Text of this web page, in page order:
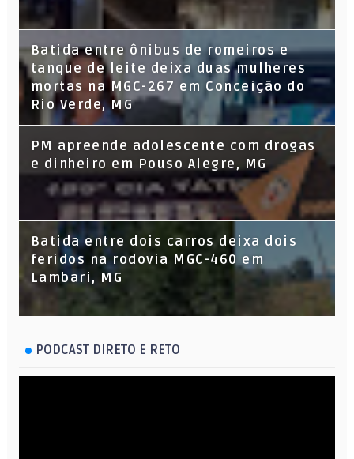
Batida entre ônibus de romeiros e
tanque de leite deixa duas mulheres
mortas na MGC-267 em Conceição do
Rio Verde, MG
PM apreende adolescente com drogas
e dinheiro em Pouso Alegre, MG
Batida entre dois carros deixa dois
feridos na rodovia MGC-460 em
Lambari, MG
PODCAST DIRETO E RETO